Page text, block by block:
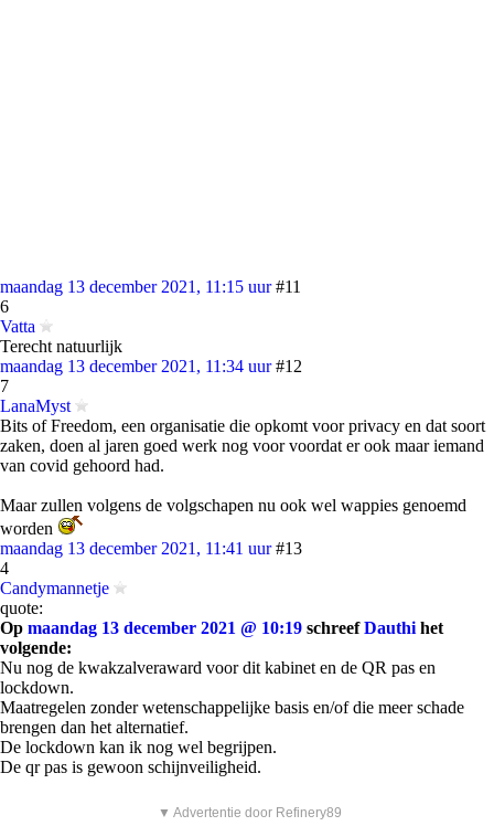
maandag 13 december 2021, 11:15 uur #11
6
Vatta
Terecht natuurlijk
maandag 13 december 2021, 11:34 uur #12
7
LanaMyst
Bits of Freedom, een organisatie die opkomt voor privacy en dat soort
zaken, doen al jaren goed werk nog voor voordat er ook maar iemand
van covid gehoord had.
Maar zullen volgens de volgschapen nu ook wel wappies genoemd
worden
maandag 13 december 2021, 11:41 uur #13
4
Candymannetje
quote:
Op maandag 13 december 2021 @ 10:19 schreefDauthi het
volgende:
Nu nog de kwakzalveraward voor dit kabinet en de QR pas en
lockdown.
Maatregelen zonder wetenschappelijke basis en/of die meer schade
brengen dan het alternatief.
De lockdown kan ik nog wel begrijpen.
De qr pas is gewoon schijnveiligheid.
▼ Advertentie door Refinery89